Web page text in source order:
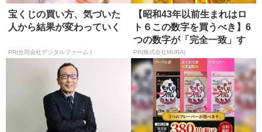
宝くじの買い方、気づいた
人から結果が変わっていく
PR(合同会社デジタルファーム )
【昭和43年以前生まれはロ
ト６この数字を買うべき】6
つの数字が「完全一致」す
る方...
PR(株式会社MURA)